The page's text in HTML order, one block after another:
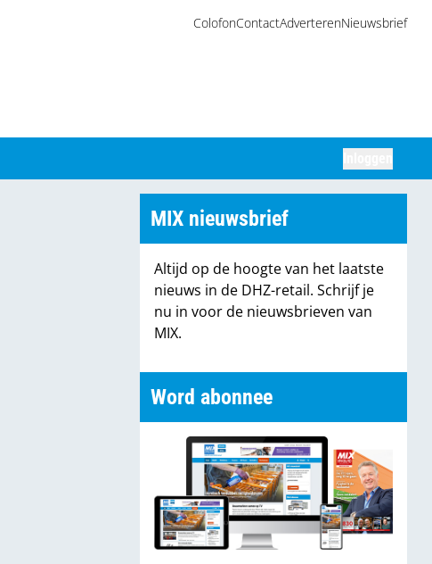
ColofonContactAdverterenNieuwsbrief
MIX nieuwsbrief
Altijd op de hoogte van het laatste
nieuws in de DHZ-retail. Schrijf je
nu in voor de nieuwsbrieven van
MIX.
Word abonnee